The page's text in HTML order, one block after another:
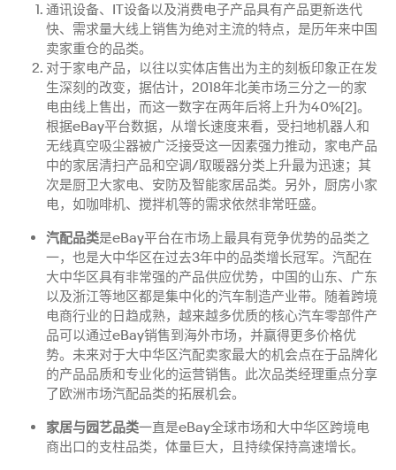
通讯设备、IT设备以及消费电子产品具有产品更新迭代
快、需求量大线上销售为绝对主流的特点，是历年来中国
卖家重仓的品类。
对于家电产品，以往以实体店售出为主的刻板印象正在发
生深刻的改变，据估计，2018年北美市场三分之一的家
电由线上售出，而这一数字在两年后将上升为40%[2]。
根据eBay平台数据，从增长速度来看，受扫地机器人和
无线真空吸尘器被广泛接受这一因素强力推动，家电产品
中的家居清扫产品和空调/取暖器分类上升最为迅速；​其
次是厨卫大家电、安防及智能家居品类。另外，厨房小家
电，如咖啡机、搅拌机等的需求依然非常旺盛。​
汽配品类是eBay平台在市场上最具有竞争优势的品类之
一，也是大中华区在过去3年中的品类增长冠军。汽配在
大中华区具有非常强的产品供应优势，中国的山东、广东
以及浙江等地区都是集中化的汽车制造产业带。随着跨境
电商行业的日趋成熟，越来越多优质的核心汽车零部件产
品可以通过eBay销售到海外市场，并赢得更多价格优
势。未来对于大中华区汽配卖家最大的机会点在于品牌化
的产品品质和专业化的运营销售。此次品类经理重点分享
了欧洲市场汽配品类的拓展机会。
家居与园艺品类一直是eBay全球市场和大中华区跨境电
商出口的支柱品类，体量巨大，且持续保持高速增长。